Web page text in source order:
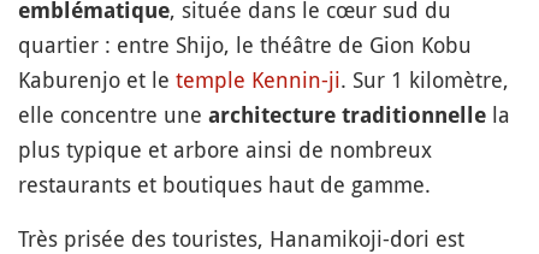
emblématique, située dans le cœur sud du
quartier : entre Shijo, le théâtre de Gion Kobu
Kaburenjo et le temple Kennin-ji. Sur 1 kilomètre,
elle concentre une architecture traditionnelle la
plus typique et arbore ainsi de nombreux
restaurants et boutiques haut de gamme.
Très prisée des touristes, Hanamikoji-dori est